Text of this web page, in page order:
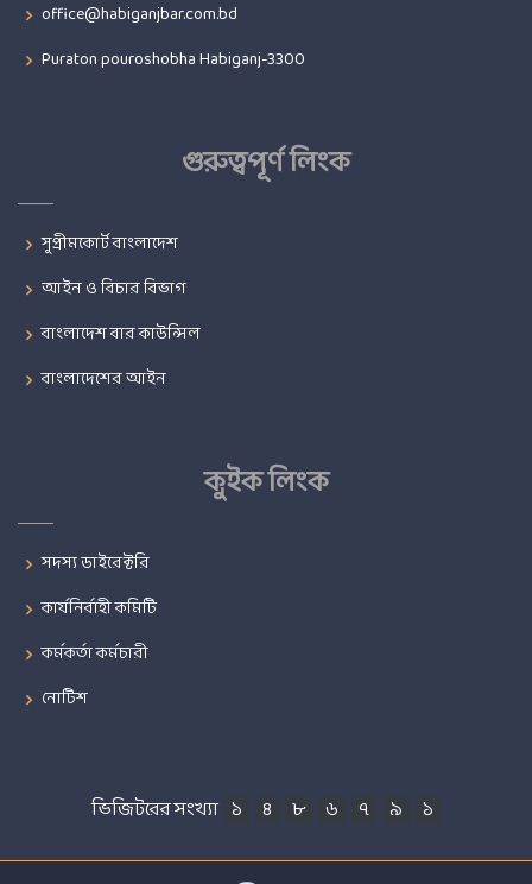
office@habiganjbar.com.bd
Puraton pouroshobha Habiganj-3300
গুরুত্বপূর্ণ লিংক
সুপ্রীমকোর্ট বাংলাদেশ
আইন ও বিচার বিভাগ
বাংলাদেশ বার কাউন্সিল
বাংলাদেশের আইন
কুইক লিংক
সদস্য ডাইরেক্টরি
কার্যনির্বাহী কমিটি
কর্মকর্তা কর্মচারী
নোটিশ
ভিজিটরের সংখ্যা ১ ৪ ৮ ৬ ৭ ৯ ১